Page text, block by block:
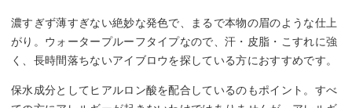
濃すぎず薄すぎない絶妙な発色で、まるで本物の眉のような仕上
がり。ウォータープルーフタイプなので、汗・皮脂・こすれに強
く、長時間落ちないアイブロウを探している方におすすめです。
保水成分としてヒアルロン酸を配合しているのもポイント。すべ